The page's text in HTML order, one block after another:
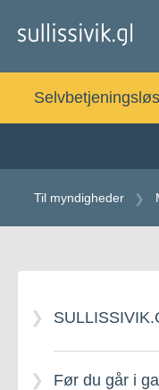
Til myndigheder
Før du går i